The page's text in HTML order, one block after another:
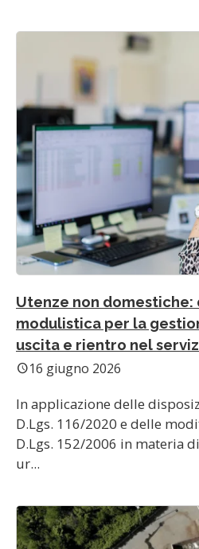
Utenze non
modulistica per la
uscita e rientro nel
schedule16 giugno 2026
In applicazione delle
D.Lgs. 116/2020 e delle
D.Lgs. 152/2006 in materia
ur...